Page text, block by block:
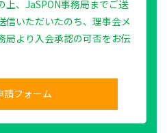
上、JaSPON事務局までご送
信いただいたのち、理事会メ
局より入会承認の可否をお伝
請フォーム